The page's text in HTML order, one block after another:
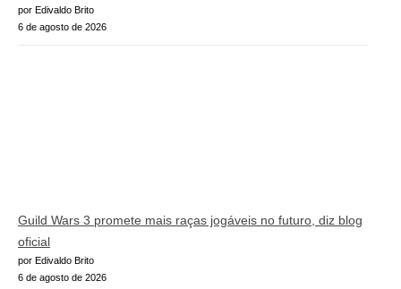
por Edivaldo Brito
6 de agosto de 2026
Guild Wars 3 promete mais raças jogáveis no futuro, diz blog
oficial
por Edivaldo Brito
6 de agosto de 2026